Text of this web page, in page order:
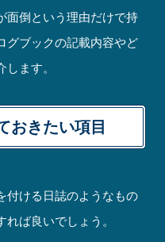
面倒という理由だけで持
グブックの記載内容やど
ます。
おきたい項目
付ける日誌のようなもの
ば良いでしょう。